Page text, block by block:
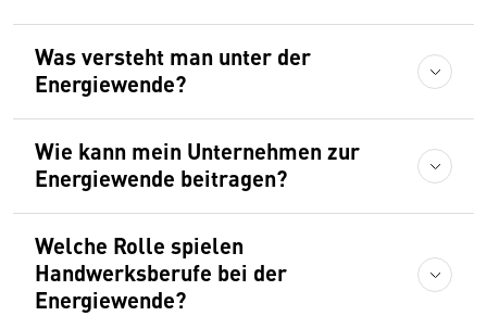
Was versteht man unter der
Energiewende?
Wie kann mein Unternehmen zur
Energiewende beitragen?
Welche Rolle spielen
Handwerksberufe bei der
Energiewende?